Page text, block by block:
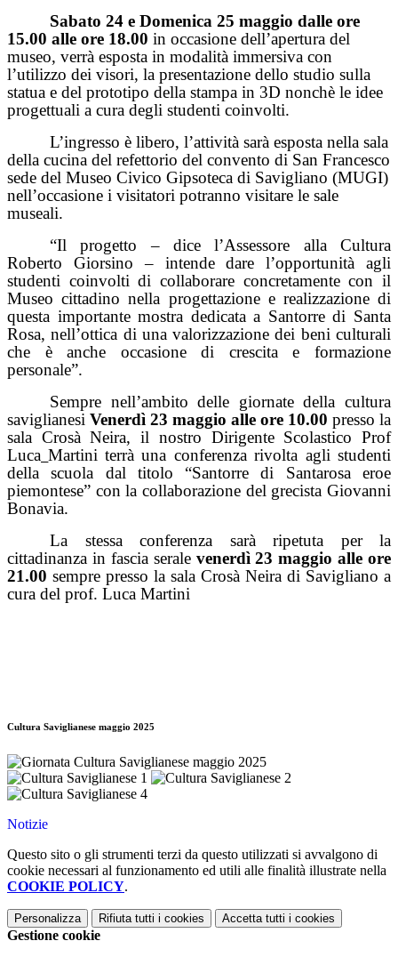
Sabato 24 e Domenica 25 maggio dalle ore
15.00 alle ore 18.00 in occasione dell’apertura del
museo, verrà esposta in modalità immersiva con
l’utilizzo dei visori, la presentazione dello studio sulla
statua e del prototipo della stampa in 3D nonchè le idee
progettuali a cura degli studenti coinvolti.
L’ingresso è libero, l’attività sarà esposta nella sala
della cucina del refettorio del convento di San Francesco
sede del Museo Civico Gipsoteca di Savigliano (MUGI)
nell’occasione i visitatori potranno visitare le sale
museali.
“Il progetto – dice l’Assessore alla Cultura
Roberto Giorsino – intende dare l’opportunità agli
studenti coinvolti di collaborare concretamente con il
Museo cittadino nella progettazione e realizzazione di
questa importante mostra dedicata a Santorre di Santa
Rosa, nell’ottica di una valorizzazione dei beni culturali
che è anche occasione di crescita e formazione
personale”.
Sempre nell’ambito delle giornate della cultura
saviglianesi Venerdì 23 maggio alle ore 10.00 presso la
sala Crosà Neira, il nostro Dirigente Scolastico Prof
Luca Martini terrà una conferenza rivolta agli studenti
della scuola dal titolo “Santorre di Santarosa eroe
piemontese” con la collaborazione del grecista Giovanni
Bonavia.
La stessa conferenza sarà ripetuta per la
cittadinanza in fascia serale venerdì 23 maggio alle ore
21.00 sempre presso la sala Crosà Neira di Savigliano a
cura del prof. Luca Martini
Cultura Saviglianese maggio 2025
Notizie
Questo sito o gli strumenti terzi da questo utilizzati si avvalgono di
cookie necessari al funzionamento ed utili alle finalità illustrate nella
COOKIE POLICY.
Personalizza Rifiuta tutti i cookies Accetta tutti i cookies
Gestione cookie